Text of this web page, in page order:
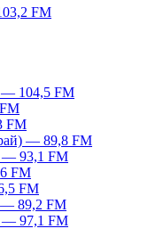
FM
— 104,5 FM
FM
— 89,8 FM
— 93,1 FM
FM
FM
— 89,2 FM
— 97,1 FM